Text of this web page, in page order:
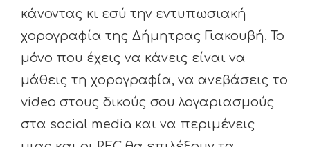
κάνοντας κι εσύ την εντυπωσιακή
χορογραφία της Δήμητρας Γιακουβή. Το
μόνο που έχεις να κάνεις είναι να
μάθεις τη χορογραφία, να ανεβάσεις το
video στους δικούς σου λογαριασμούς
στα social media και να περιμένεις